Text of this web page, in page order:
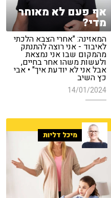
אף פעם לא מאוחר
מדי?
המאזינה: "אחרי הצבא הלכתי
לאיבוד - אני רוצה להתנתק
מהמקום שבו אני נמצאת
ולעשות משהו אחר בחיים,
אבל אני לא יודעת איך" • אבי
כץ השיב
14/01/2024
מיכל דליות